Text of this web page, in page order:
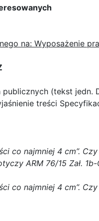
na: Wyposażenie
(tekst jedn.
treści
co najmniej 4 cm”.
ARM 76/15 Zał.
co najmniej 4 cm”.